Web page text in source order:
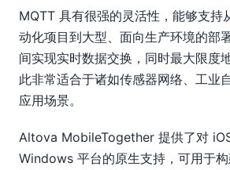
MQTT 具有很强的灵活性，能够支持
动化项目到大型、面向生产环境的部
间实现实时数据交换，同时最大限度
此非常适合于诸如传感器网络、工业
应用场景。
Altova MobileTogether 提供了对
Windows 平台的原生支持，可用于